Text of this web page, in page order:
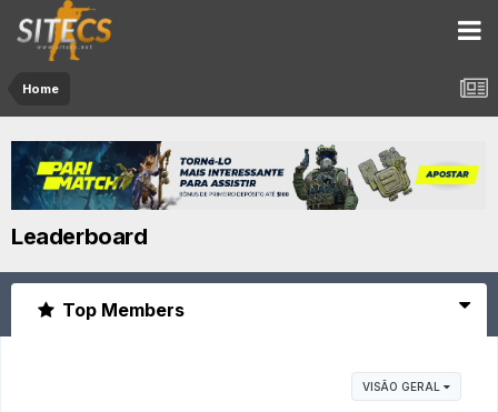
Home
Leaderboard
Top Members
VISÃO GERAL